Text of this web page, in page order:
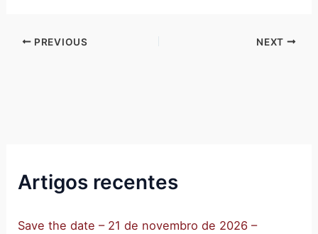
PREVIOUS NEXT
Artigos recentes
Save the date – 21 de novembro de 2026 –